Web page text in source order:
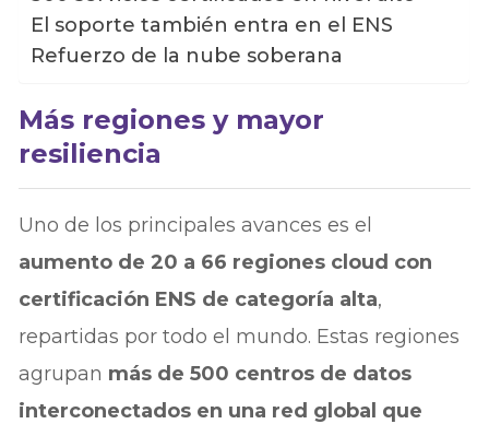
El soporte también entra en el ENS
Refuerzo de la nube soberana
Más regiones y mayor
resiliencia
Uno de los principales avances es el
aumento de 20 a 66 regiones cloud con
certificación ENS de categoría alta,
repartidas por todo el mundo. Estas regiones
agrupan más de 500 centros de datos
interconectados en una red global que